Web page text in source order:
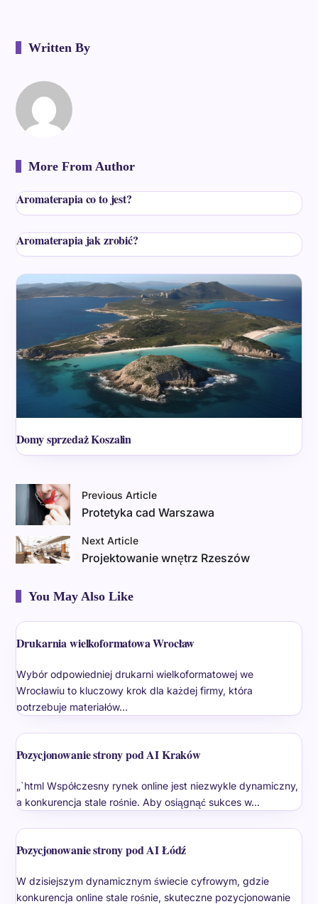
Written By
More From Author
Aromaterapia co to jest?
Aromaterapia jak zrobić?
Domy sprzedaż Koszalin
Previous Article
Protetyka cad Warszawa
Next Article
Projektowanie wnętrz Rzeszów
You May Also Like
Drukarnia wielkoformatowa Wrocław
Wybór odpowiedniej drukarni wielkoformatowej we
Wrocławiu to kluczowy krok dla każdej firmy, która
potrzebuje materiałów…
Pozycjonowanie strony pod AI Kraków
„`html Współczesny rynek online jest niezwykle dynamiczny,
a konkurencja stale rośnie. Aby osiągnąć sukces w…
Pozycjonowanie strony pod AI Łódź
W dzisiejszym dynamicznym świecie cyfrowym, gdzie
konkurencja online stale rośnie, skuteczne pozycjonowanie